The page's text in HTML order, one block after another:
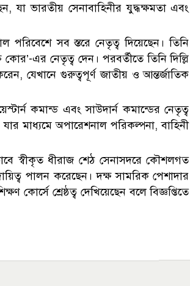
যা ভারতীয় সেনাবাহিনীর যুদ্ধক্ষমতা এবং
পরিবেশে সব স্তরে নেতৃত্ব দিয়েছেন। তিনি
এর নেতৃত্ব দেন। পরবর্তীতে তিনি দিল্লি
যেখানে গুরুত্বপূর্ণ জাতীয় ও আন্তর্জাতিক
কমান্ড এবং সাউদার্ন কমান্ডের নেতৃত্ব
মাধ্যমে অপারেশনাল পরিকল্পনা, বাহিনী
স্বীকৃত ধীরাজ শেঠ সেনাসদরে কৌশলগত
পালন করেছেন। দক্ষ সামরিক পেশাদার
কোর্সে শ্রেষ্ঠত্ব দেখিয়েছেন বলে বিজ্ঞপ্তিতে